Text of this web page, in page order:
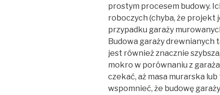
prostym procesem budowy.
roboczych (chyba, że projekt
przypadku garaży
Budowa garaży drewnianych
jest również znacznie
mokro w porównaniu z
czekać, aż masa murarska
wspomnieć, że budowę